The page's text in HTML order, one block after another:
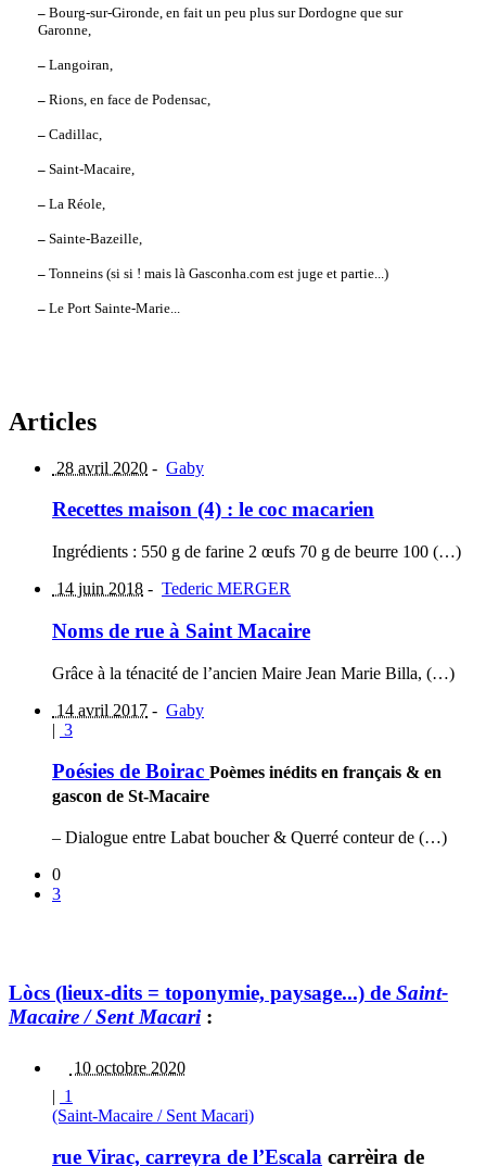
–Bourg-sur-Gironde, en fait un peu plus sur Dordogne que sur
Garonne,
–Langoiran,
–Rions, en face de Podensac,
–Cadillac,
–Saint-Macaire,
–La Réole,
–Sainte-Bazeille,
–Tonneins (si si ! mais là Gasconha.com est juge et partie...)
–Le Port Sainte-Marie...
Articles
28 avril 2020 - Gaby
Recettes maison (4) : le coc macarien
Ingrédients : 550 g de farine 2 œufs 70 g de beurre 100 (…)
14 juin 2018 - Tederic MERGER
Noms de rue à Saint Macaire
Grâce à la ténacité de l’ancien Maire Jean Marie Billa, (…)
14 avril 2017 - Gaby
| 3
Poésies de Boirac Poèmes inédits en français & en
gascon de St-Macaire
– Dialogue entre Labat boucher & Querré conteur de (…)
0
3
Lòcs (lieux-dits = toponymie, paysage...) de Saint-
Macaire / Sent Macari:
10 octobre 2020
| 1
(Saint-Macaire / Sent Macari)
rue Virac, carreyra de l’Escala carrèira de